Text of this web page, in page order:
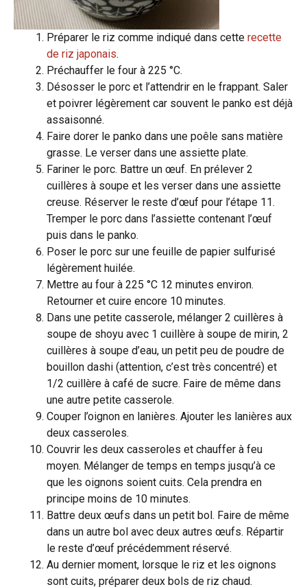
Préparer le riz comme indiqué dans cette recette
de riz japonais.
Préchauffer le four à 225 °C.
Désosser le porc et l’attendrir en le frappant. Saler
et poivrer légèrement car souvent le panko est déjà
assaisonné.
Faire dorer le panko dans une poêle sans matière
grasse. Le verser dans une assiette plate.
Fariner le porc. Battre un œuf. En prélever 2
cuillères à soupe et les verser dans une assiette
creuse. Réserver le reste d’œuf pour l’étape 11.
Tremper le porc dans l’assiette contenant l’œuf
puis dans le panko.
Poser le porc sur une feuille de papier sulfurisé
légèrement huilée.
Mettre au four à 225 °C 12 minutes environ.
Retourner et cuire encore 10 minutes.
Dans une petite casserole, mélanger 2 cuillères à
soupe de shoyu avec 1 cuillère à soupe de mirin, 2
cuillères à soupe d’eau, un petit peu de poudre de
bouillon dashi (attention, c’est très concentré) et
1/2 cuillère à café de sucre. Faire de même dans
une autre petite casserole.
Couper l’oignon en lanières. Ajouter les lanières aux
deux casseroles.
Couvrir les deux casseroles et chauffer à feu
moyen. Mélanger de temps en temps jusqu’à ce
que les oignons soient cuits. Cela prendra en
principe moins de 10 minutes.
Battre deux œufs dans un petit bol. Faire de même
dans un autre bol avec deux autres œufs. Répartir
le reste d’œuf précédemment réservé.
Au dernier moment, lorsque le riz et les oignons
sont cuits, préparer deux bols de riz chaud.